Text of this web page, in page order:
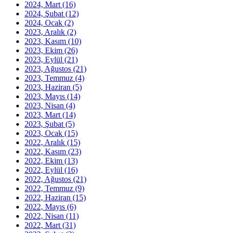
2024, Mart (16)
2024, Şubat (12)
2024, Ocak (2)
2023, Aralık (2)
2023, Kasım (10)
2023, Ekim (26)
2023, Eylül (21)
2023, Ağustos (21)
2023, Temmuz (4)
2023, Haziran (5)
2023, Mayıs (14)
2023, Nisan (4)
2023, Mart (14)
2023, Şubat (5)
2023, Ocak (15)
2022, Aralık (15)
2022, Kasım (23)
2022, Ekim (13)
2022, Eylül (16)
2022, Ağustos (21)
2022, Temmuz (9)
2022, Haziran (15)
2022, Mayıs (6)
2022, Nisan (11)
2022, Mart (31)